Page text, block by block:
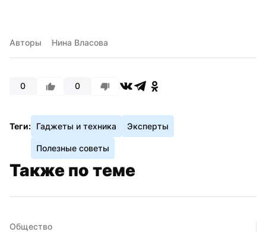
Авторы Нина Власова
0 0
Теги: Гаджеты и техника Эксперты
Полезные советы
Также по теме
Общество